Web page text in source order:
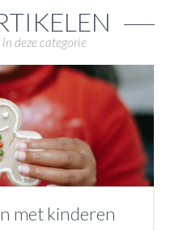
deze categorie
met kinderen